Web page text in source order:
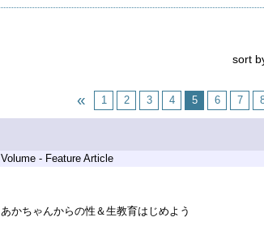
sort
1 2 3 4 5 6 7
Volume - Feature Article
あかちゃんからの性＆生教育はじめよう